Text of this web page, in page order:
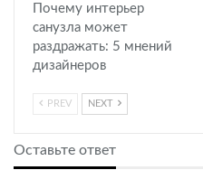
Почему интерьер
санузла может
раздражать: 5 мнений
дизайнеров
PREV NEXT
Оставьте ответ